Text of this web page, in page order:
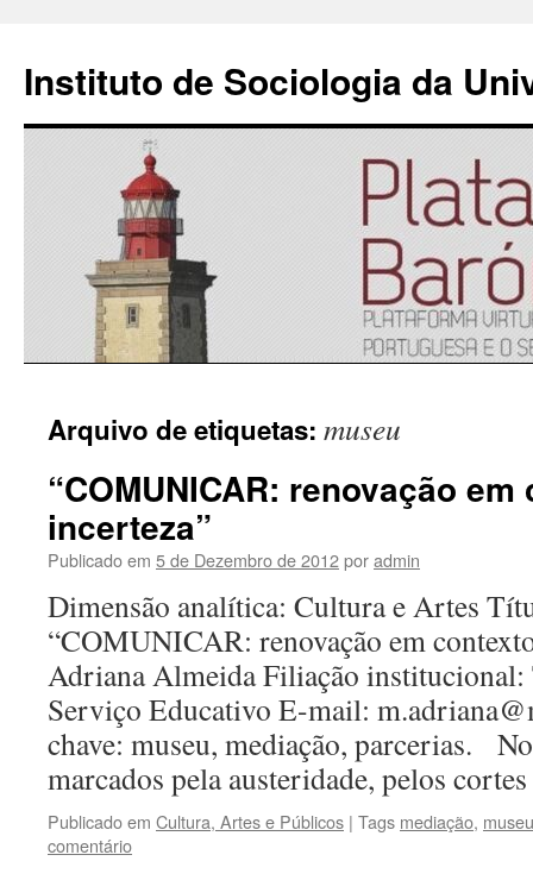
Instituto de Sociologia da
para
conteúdo
Arquivo de etiquetas: museu
“COMUNICAR: renovação
incerteza”
Publicado em 5 de Dezembro de 2012poradmin
Dimensão analítica: Cultura e Artes
“COMUNICAR: renovação em
Adriana Almeida Filiação institucional:
Serviço Educativo E-mail:
chave: museu, mediação, parcerias.
marcados pela austeridade, pelos
Publicado em Cultura, Artes e Públicos | Tags mediação, museu
comentário